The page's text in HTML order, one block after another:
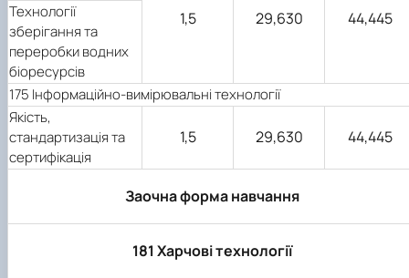
1,5 29,630 44,445
Технології
зберігання та
переробки водних
біоресурсів
175 Інформаційно-вимірювальні технології
Якість,
стандартизація та
сертифікація
1,5 29,630 44,445
Заочна форма навчання
181 Харчові технології